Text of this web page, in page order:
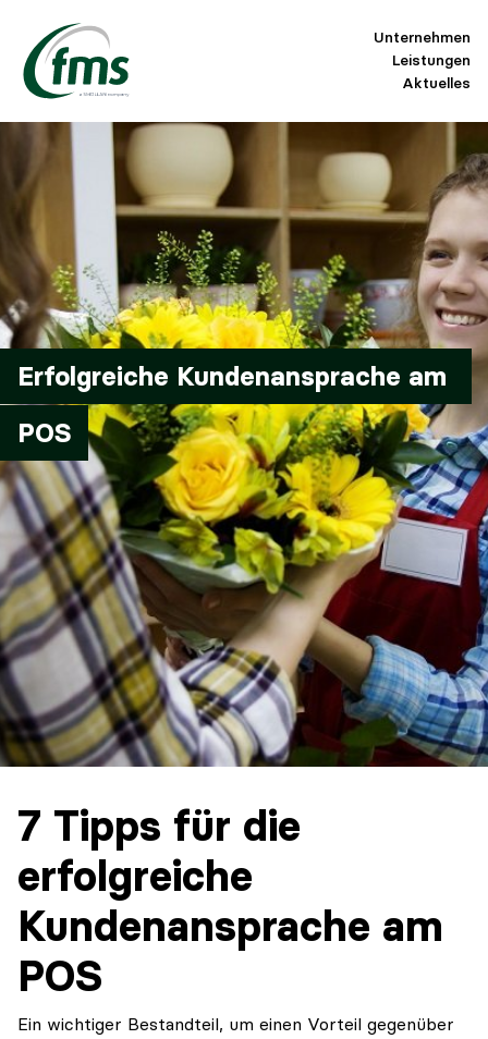
Unternehmen
Leistungen
Aktuelles
Erfolgreiche Kundenansprache am
POS
7 Tipps für die
erfolgreiche
Kundenansprache am
POS
Ein wichtiger Bestandteil, um einen Vorteil gegenüber